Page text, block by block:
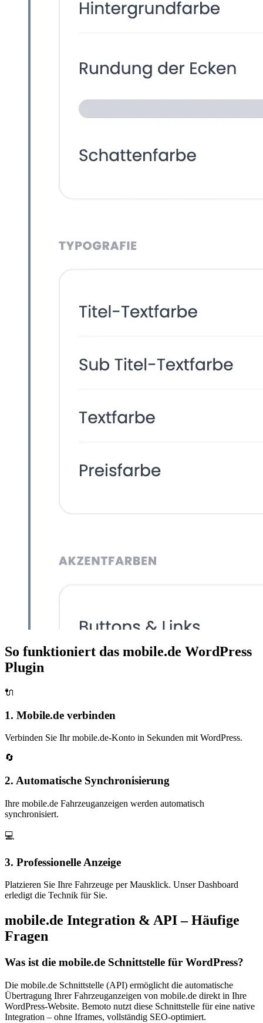
So funktioniert das mobile.de WordPress
Plugin
🔌
1. Mobile.de verbinden
Verbinden Sie Ihr mobile.de-Konto in Sekunden mit WordPress.
🔄
2. Automatische Synchronisierung
Ihre mobile.de Fahrzeuganzeigen werden automatisch
synchronisiert.
💻
3. Professionelle Anzeige
Platzieren Sie Ihre Fahrzeuge per Mausklick. Unser Dashboard
erledigt die Technik für Sie.
mobile.de Integration & API – Häufige
Fragen
Was ist die mobile.de Schnittstelle für WordPress?
Die mobile.de Schnittstelle (API) ermöglicht die automatische
Übertragung Ihrer Fahrzeuganzeigen von mobile.de direkt in Ihre
WordPress-Website. Bemoto nutzt diese Schnittstelle für eine native
Integration – ohne Iframes, vollständig SEO-optimiert.